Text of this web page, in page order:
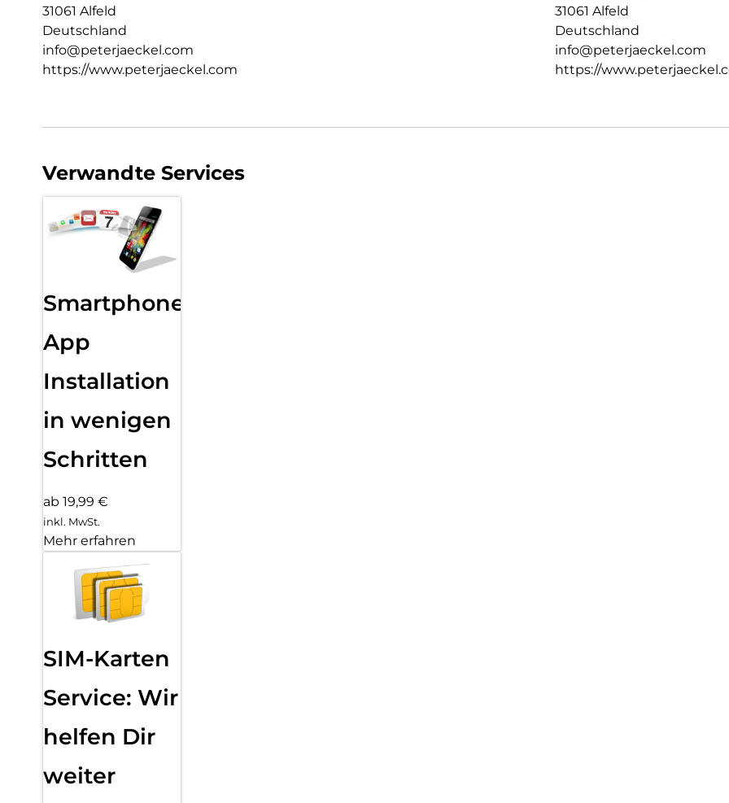
31061 Alfeld
Deutschland
info@peterjaeckel.com
https://www.peterjaeckel.com
31061 Alfeld
Deutschland
info@peterjaeckel.com
https://
Verwandte Services
Smartphone
App
Installation
in wenigen
Schritten
ab 19,99 €
inkl. MwSt.
Mehr erfahren
SIM-Karten
Service: Wir
helfen Dir
weiter